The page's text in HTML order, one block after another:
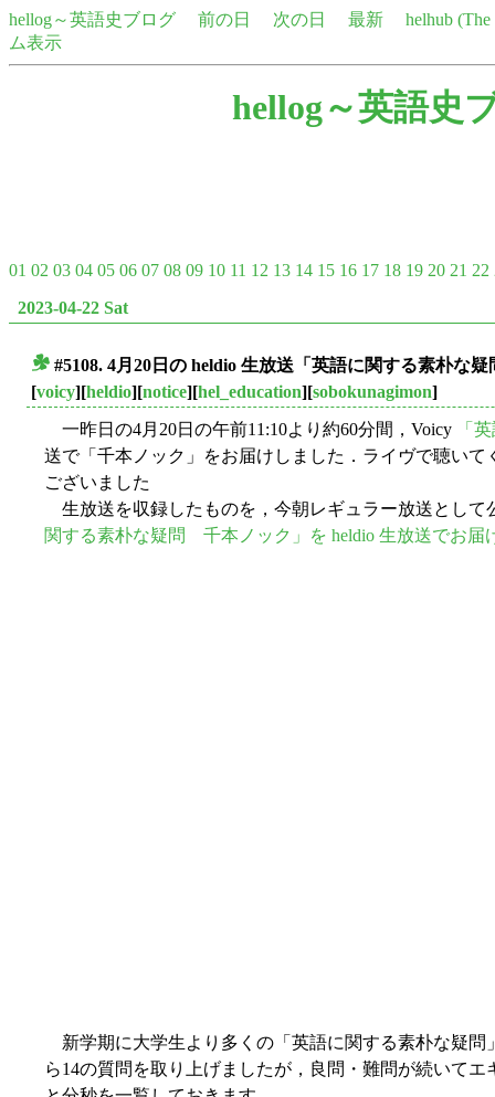
hellog～英語史ブログ 前の日 次の日 最新
helhub
ム表示
hellog～英語史
01 02 03 04 05 06 07 08 09 10 11 12 13 14 15 16 17 18 19 20 21 22
2023-04-22 Sat
#5108. 4月20日の heldio 生放送「英語に関する素朴な
[voicy][heldio][notice][hel_education][sobokunagimon]
一昨日の4月20日の午前11:10より約60分間，Voicy
「
送で「千本ノック」をお届けしました．ライヴで聴い
ございました
生放送を収録したものを，今朝レギュラー放送として
関する素朴な疑問 千本ノック」を heldio 生放送でお届
新学期に大学生より多くの「英語に関する素朴な疑問
ら14の質問を取り上げましたが，良問・難問が続いて